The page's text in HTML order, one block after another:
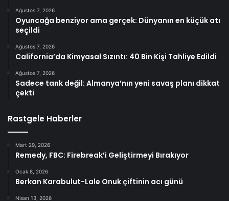
Ağustos 7, 2026
Oyuncağa benziyor ama gerçek: Dünyanın en küçük atı
seçildi
Ağustos 7, 2026
California’da Kimyasal Sızıntı: 40 Bin Kişi Tahliye Edildi
Ağustos 7, 2026
Sadece tank değil: Almanya’nın yeni savaş planı dikkat
çekti
Rastgele Haberler
Mart 29, 2026
Remedy, FBC: Firebreak’i Geliştirmeyi Bırakıyor
Ocak 8, 2026
Berkan Karabulut-Lale Onuk çiftinin acı günü
Nisan 13, 2026